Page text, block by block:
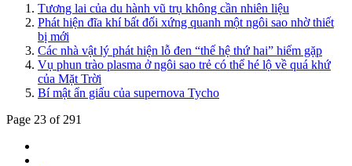
Tương lai của du hành vũ trụ không cần nhiên liệu
Phát hiện đĩa khí bất đối xứng quanh một ngôi sao nhờ thiết
bị mới
Các nhà vật lý phát hiện lỗ đen “thế hệ thứ hai” hiếm gặp
Vụ phun trào plasma ở ngôi sao trẻ có thể hé lộ về quá khứ
của Mặt Trời
Bí mật ẩn giấu của supernova Tycho
Page 23 of 291